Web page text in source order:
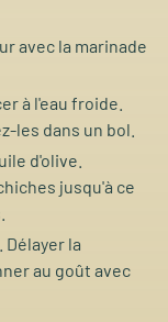
avec la marinade
à l'eau froide.
les dans un bol.
d'olive.
jusqu'à ce
la
au goût avec